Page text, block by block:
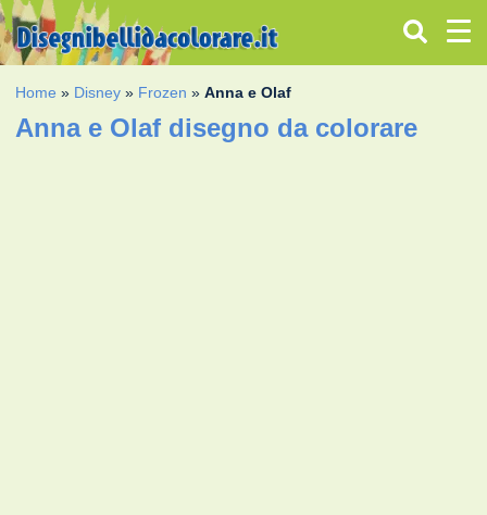
Home » Disney » Frozen »Anna e Olaf
Anna e Olaf disegno da colorare